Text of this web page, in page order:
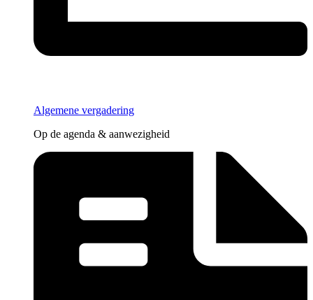
Algemene vergadering
Op de agenda & aanwezigheid